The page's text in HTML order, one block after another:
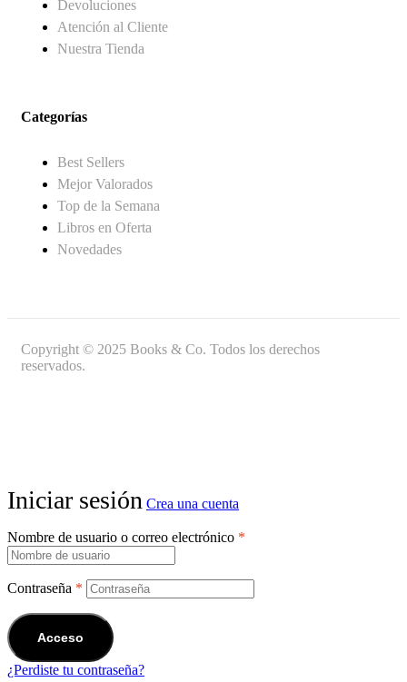
Devoluciones
Atención al Cliente
Nuestra Tienda
Categorías
Best Sellers
Mejor Valorados
Top de la Semana
Libros en Oferta
Novedades
Copyright © 2025 Books & Co. Todos los derechos
reservados.
Iniciar sesión Crea una cuenta
Nombre de usuario o correo electrónico *
Contraseña *
Acceso
¿Perdiste tu contraseña?